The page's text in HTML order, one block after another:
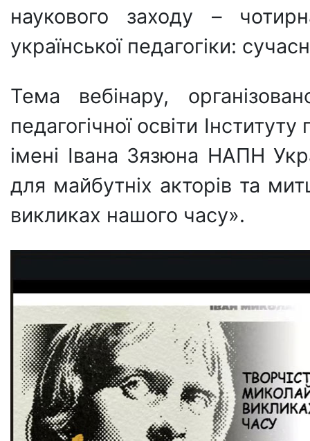
наукового заходу –
української педагогіки:
Тема вебінару,
педагогічної освіти
імені Івана Зязюна НАПН
для майбутніх акторів та
викликах нашого часу».